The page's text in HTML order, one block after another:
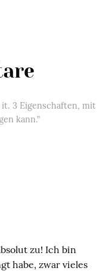
it. 3 Eigenschaften, mit
kann.”
zu! Ich bin
habe, zwar vieles